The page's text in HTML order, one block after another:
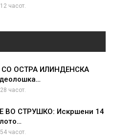
часот.
СО ОСТРА ИЛИНДЕНСКА
часот.
ВО СТРУШКО: Искршени 14
часот.